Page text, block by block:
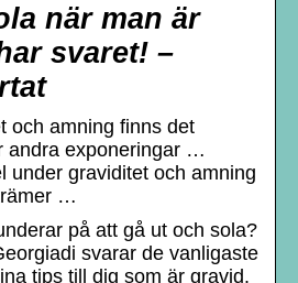
när man är
svaret! –
och amning finns det
andra exponeringar …
under graviditet och amning
…
på att gå ut och sola?
svarar de vanligaste
tips till dig som är gravid.